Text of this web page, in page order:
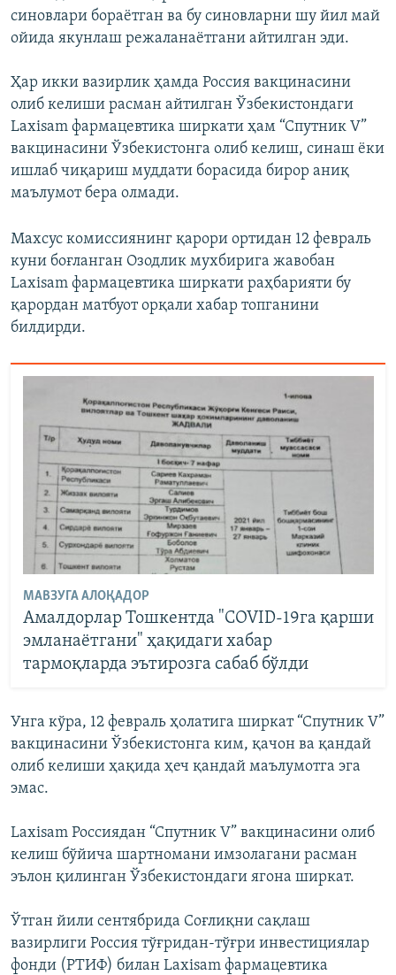
синовлари бораётган ва бу синовларни шу йил май
ойида якунлаш режаланаётгани айтилган эди.
Ҳар икки вазирлик ҳамда Россия вакцинасини
олиб келиши расман айтилган Ўзбекистондаги
Laxisam фармацевтика ширкати ҳам “Спутник V”
вакцинасини Ўзбекистонга олиб келиш, синаш ёки
ишлаб чиқариш муддати борасида бирор аниқ
маълумот бера олмади.
Махсус комиссиянинг қарори ортидан 12 февраль
куни боғланган Озодлик мухбирига жавобан
Laxisam фармацевтика ширкати раҳбарияти бу
қарордан матбуот орқали хабар топганини
билдирди.
МАВЗУГА АЛОҚАДОР
Амалдорлар Тошкентда "COVID-19га қарши
эмланаётгани" ҳақидаги хабар
тармоқларда эътирозга сабаб бўлди
Унга кўра, 12 февраль ҳолатига ширкат “Спутник V”
вакцинасини Ўзбекистонга ким, қачон ва қандай
олиб келиши ҳақида ҳеч қандай маълумотга эга
эмас.
Laxisam Россиядан “Спутник V” вакцинасини олиб
келиш бўйича шартномани имзолагани расман
эълон қилинган Ўзбекистондаги ягона ширкат.
Ўтган йили сентябрида Соғлиқни сақлаш
вазирлиги Россия тўғридан-тўғри инвестициялар
фонди (РТИФ) билан Laxisam фармацевтика